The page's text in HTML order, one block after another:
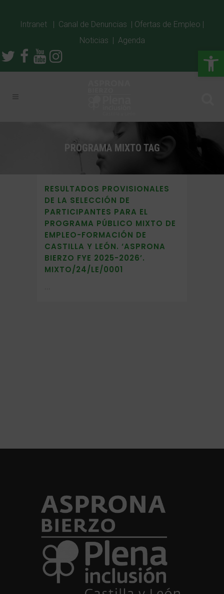
Intranet | Canal de Denuncias | Ofertas de Empleo |
Noticias | Agenda
PROGRAMA MIXTO TAG
RESULTADOS PROVISIONALES
DE LA SELECCIÓN DE
PARTICIPANTES PARA EL
PROGRAMA PÚBLICO MIXTO DE
EMPLEO-FORMACIÓN DE
CASTILLA Y LEÓN. ‘ASPRONA
BIERZO FYE 2025-2026’.
MIXTO/24/LE/0001
...